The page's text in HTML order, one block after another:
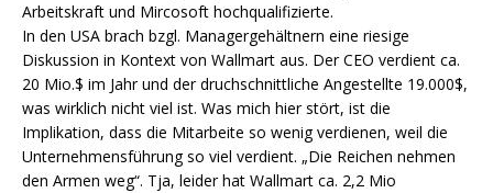
Arbeitskraft und Mircosoft hochqualifizierte.
In den USA brach bzgl. Managergehältnern eine riesige
Diskussion in Kontext von Wallmart aus. Der CEO verdient ca.
20 Mio.$ im Jahr und der druchschnittliche Angestellte 19.000$,
was wirklich nicht viel ist. Was mich hier stört, ist die
Implikation, dass die Mitarbeite so wenig verdienen, weil die
Unternehmensführung so viel verdient. „Die Reichen nehmen
den Armen weg“. Tja, leider hat Wallmart ca. 2,2 Mio